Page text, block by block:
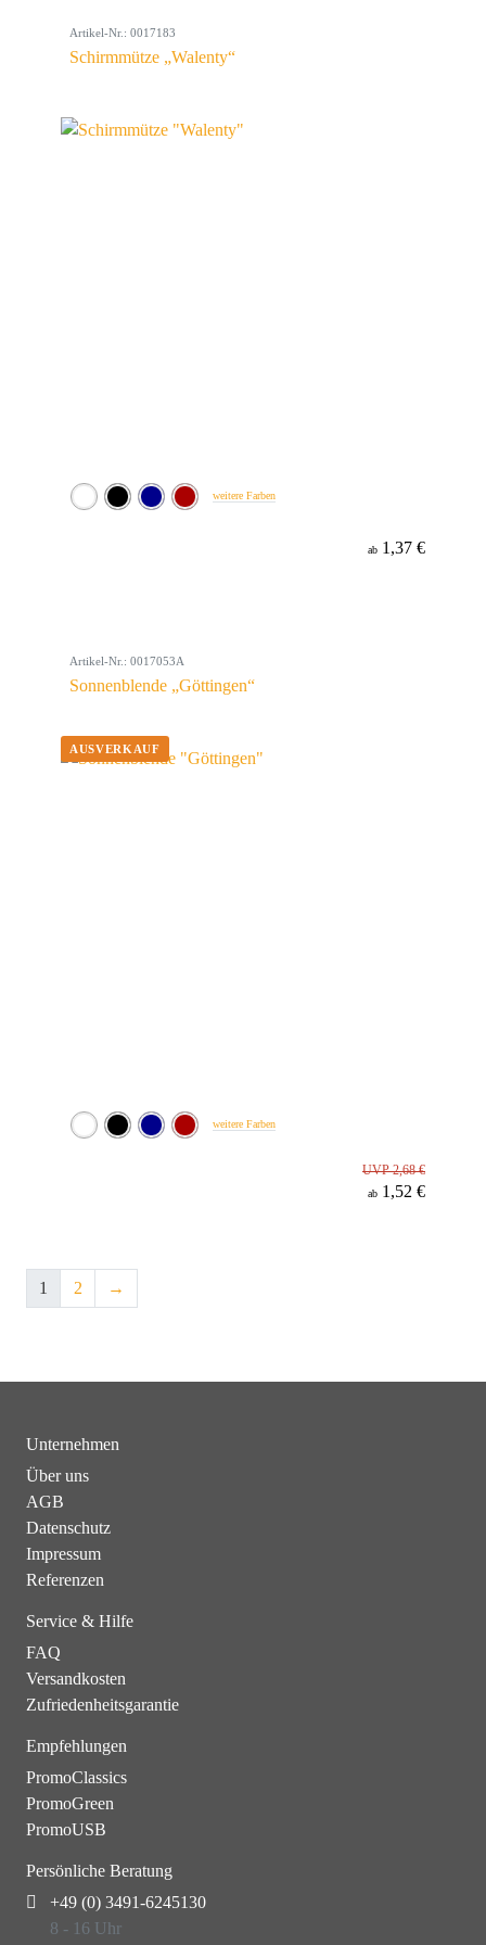
Artikel-Nr.: 0017183
Schirmmütze „Walenty“
weitere Farben
ab 1,37 €
Artikel-Nr.: 0017053A
Sonnenblende „Göttingen“
weitere Farben
UVP 2,68 €
ab 1,52 €
1 2 →
Unternehmen
Über uns
AGB
Datenschutz
Impressum
Referenzen
Service & Hilfe
FAQ
Versandkosten
Zufriedenheitsgarantie
Empfehlungen
PromoClassics
PromoGreen
PromoUSB
Persönliche Beratung
+49 (0) 3491-6245130
8 - 16 Uhr